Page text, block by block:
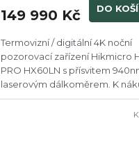
149 990 Kč DO
Termovizní / digitální 4K noční
pozorovací zařízení Hikmicro
PRO HX60LN s přísvitem
laserovým dálkoměrem. K
dostanete zdarma